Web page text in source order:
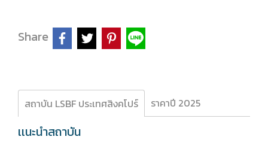
Share
สถาบัน LSBF ประเทศสิงคโปร์ ราคาปี 2025
เเนะนำสถาบัน